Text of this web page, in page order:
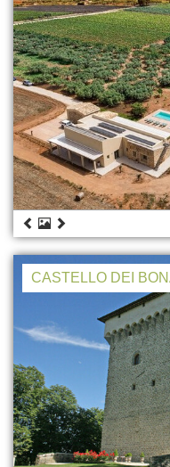
CASTELLO DEI